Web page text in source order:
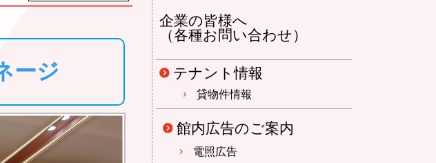
ージ
企業の皆様へ
（各種お問い合わせ）
テナント情報
貸物件情報
館内広告のご案内
電照広告